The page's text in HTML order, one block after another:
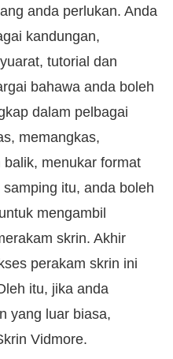
anda perlukan. Anda
kandungan,
tutorial dan
bahawa anda boleh
dalam pelbagai
memangkas,
menukar format
itu, anda boleh
mengambil
skrin. Akhir
perakam skrin ini
itu, jika anda
yang luar biasa,
Vidmore.